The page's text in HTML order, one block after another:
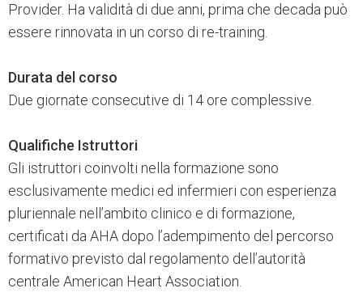
Provider. Ha validità di due anni, prima che decada può
essere rinnovata in un corso di re-training.
Durata del corso
Due giornate consecutive di 14 ore complessive.
Qualifiche Istruttori
Gli istruttori coinvolti nella formazione sono
esclusivamente medici ed infermieri con esperienza
pluriennale nell’ambito clinico e di formazione,
certificati da AHA dopo l’adempimento del percorso
formativo previsto dal regolamento dell’autorità
centrale American Heart Association.